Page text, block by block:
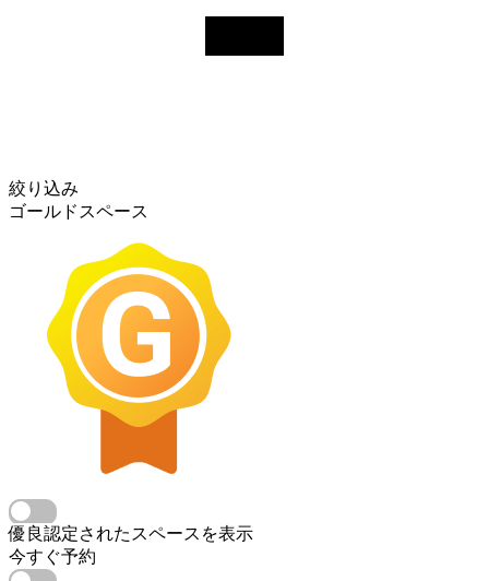
絞り込み
ゴールドスペース
優良認定されたスペースを表示
今すぐ予約